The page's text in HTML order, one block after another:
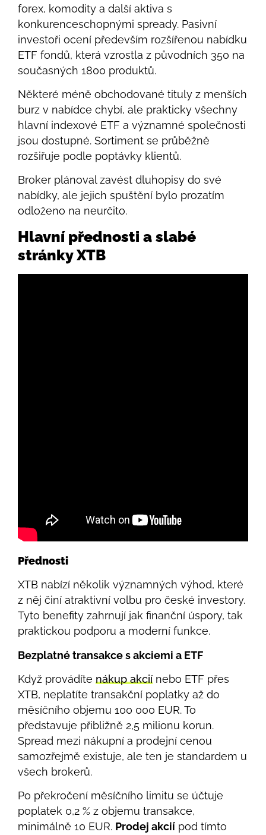
forex, komodity a další aktiva s
konkurenceschopnými spready. Pasivní
investoři ocení především rozšířenou nabídku
ETF fondů, která vzrostla z původních 350 na
současných 1800 produktů.
Některé méně obchodované tituly z menších
burz v nabídce chybí, ale prakticky všechny
hlavní indexové ETF a významné společnosti
jsou dostupné. Sortiment se průběžně
rozšiřuje podle poptávky klientů.
Broker plánoval zavést dluhopisy do své
nabídky, ale jejich spuštění bylo prozatím
odloženo na neurčito.
Hlavní přednosti a slabé
stránky XTB
Přednosti
XTB nabízí několik významných výhod, které
z něj činí atraktivní volbu pro české investory.
Tyto benefity zahrnují jak finanční úspory, tak
praktickou podporu a moderní funkce.
Bezplatné transakce s akciemi a ETF
Když provádíte nákup akcií nebo ETF přes
XTB, neplatíte transakční poplatky až do
měsíčního objemu 100 000 EUR. To
představuje přibližně 2,5 milionu korun.
Spread mezi nákupní a prodejní cenou
samozřejmě existuje, ale ten je standardem u
všech brokerů.
Po překročení měsíčního limitu se účtuje
poplatek 0,2 % z objemu transakce,
minimálně 10 EUR. Prodej akcií pod tímto